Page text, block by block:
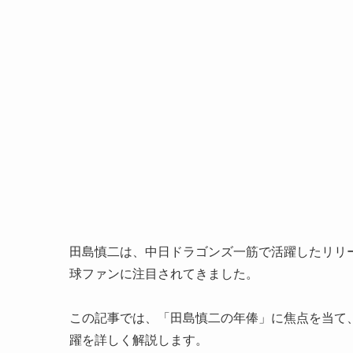
田島慎二は、中日ドラゴンズ一筋で活躍したリ
球ファンに注目されてきました。
この記事では、「田島慎二の年俸」に焦点を当
躍を詳しく解説します。